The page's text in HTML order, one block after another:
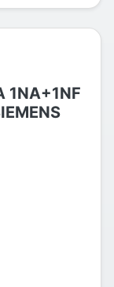
1NA+1NF